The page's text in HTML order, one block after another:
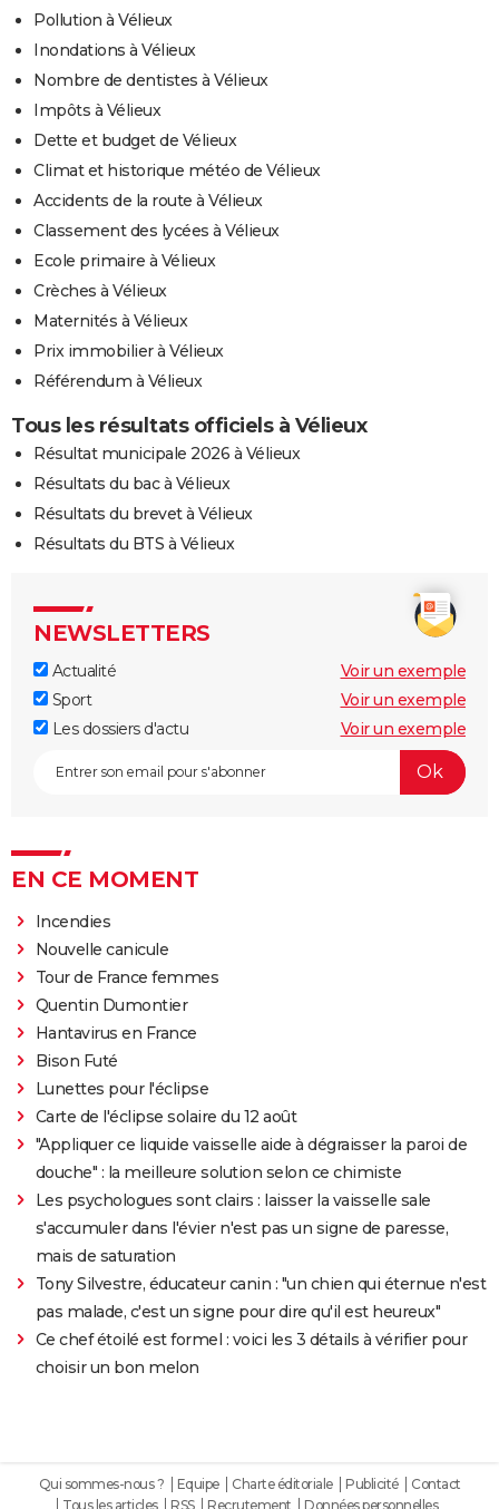
Pollution à Vélieux
Inondations à Vélieux
Nombre de dentistes à Vélieux
Impôts à Vélieux
Dette et budget de Vélieux
Climat et historique météo de Vélieux
Accidents de la route à Vélieux
Classement des lycées à Vélieux
Ecole primaire à Vélieux
Crèches à Vélieux
Maternités à Vélieux
Prix immobilier à Vélieux
Référendum à Vélieux
Tous les résultats officiels à Vélieux
Résultat municipale 2026 à Vélieux
Résultats du bac à Vélieux
Résultats du brevet à Vélieux
Résultats du BTS à Vélieux
NEWSLETTERS
Actualité
Voir un exemple
Sport
Voir un exemple
Les dossiers d'actu
Voir un exemple
EN CE MOMENT
Incendies
Nouvelle canicule
Tour de France femmes
Quentin Dumontier
Hantavirus en France
Bison Futé
Lunettes pour l'éclipse
Carte de l'éclipse solaire du 12 août
"Appliquer ce liquide vaisselle aide à dégraisser la paroi de
douche" : la meilleure solution selon ce chimiste
Les psychologues sont clairs : laisser la vaisselle sale
s'accumuler dans l'évier n'est pas un signe de paresse,
mais de saturation
Tony Silvestre, éducateur canin : "un chien qui éternue n'est
pas malade, c'est un signe pour dire qu'il est heureux"
Ce chef étoilé est formel : voici les 3 détails à vérifier pour
choisir un bon melon
Qui sommes-nous ? Equipe Charte éditoriale Publicité
Contact
Tous les articles
RSS Recrutement Données personnelles